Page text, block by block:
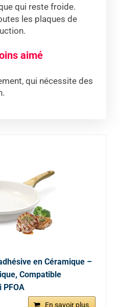
qui reste froide.
les plaques de
aimé
qui nécessite des
en Céramique –
Compatible
PFOA
En savoir plus